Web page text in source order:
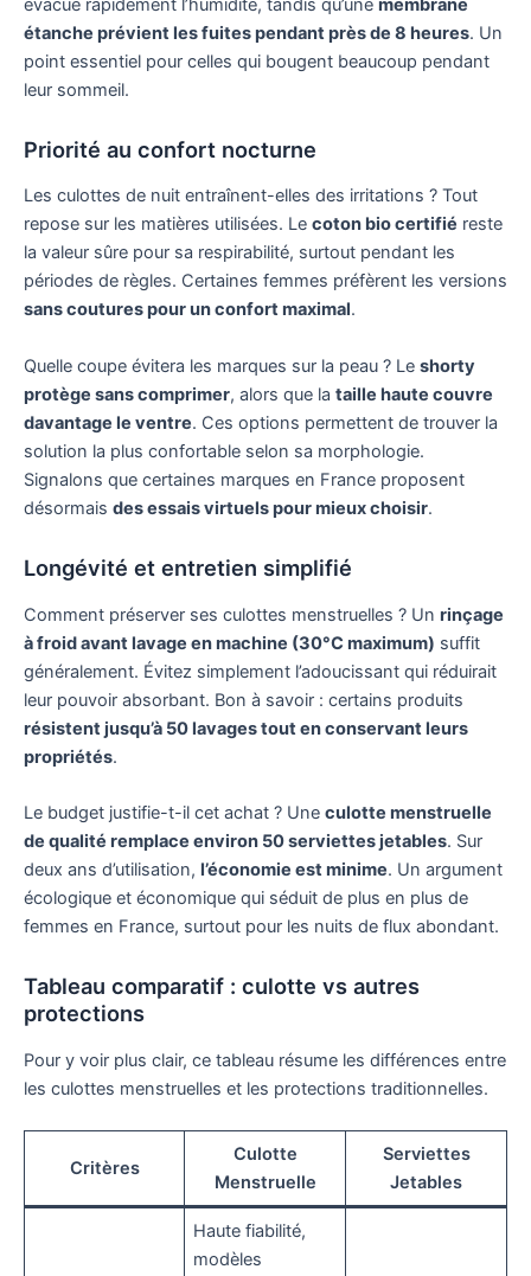
étanche prévient les fuites pendant près de 8 heures. Un
point essentiel pour celles qui bougent beaucoup pendant
leur sommeil.
Priorité au confort nocturne
Les culottes de nuit entraînent-elles des irritations ? Tout
repose sur les matières utilisées. Le coton bio certifié reste
la valeur sûre pour sa respirabilité, surtout pendant les
périodes de règles. Certaines femmes préfèrent les versions
sans coutures pour un confort maximal.
Quelle coupe évitera les marques sur la peau ? Le shorty
protège sans comprimer, alors que la taille haute couvre
davantage le ventre. Ces options permettent de trouver la
solution la plus confortable selon sa morphologie.
Signalons que certaines marques en France proposent
désormais des essais virtuels pour mieux choisir.
Longévité et entretien simplifié
Comment préserver ses culottes menstruelles ? Un rinçage
à froid avant lavage en machine (30°C maximum) suffit
généralement. Évitez simplement l’adoucissant qui réduirait
leur pouvoir absorbant. Bon à savoir : certains produits
résistent jusqu’à 50 lavages tout en conservant leurs
propriétés.
Le budget justifie-t-il cet achat ? Une culotte menstruelle
de qualité remplace environ 50 serviettes jetables. Sur
deux ans d’utilisation, l’économie est minime. Un argument
écologique et économique qui séduit de plus en plus de
femmes en France, surtout pour les nuits de flux abondant.
Tableau comparatif : culotte vs autres
protections
Pour y voir plus clair, ce tableau résume les différences entre
les culottes menstruelles et les protections traditionnelles.
Critères
Culotte
Menstruelle
Serviettes
Jetables
Haute fiabilité,
modèles